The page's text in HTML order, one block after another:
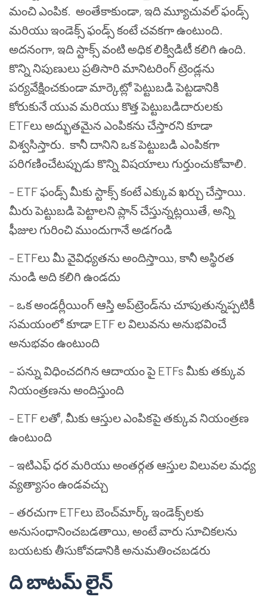
మంచి ఎంపిక. అంతేకాకుండా, ఇది మ్యూచువల్ ఫండ్స్
మరియు ఇండెక్స్ ఫండ్స్ కంటే చవకగా ఉంటుంది.
అదనంగా, ఇది స్టాక్స్ వంటి అధిక లిక్విడిటీ కలిగి ఉంది.
కొన్ని నిపుణులు ప్రతిసారి మానిటరింగ్ ట్రెండ్లను
పర్యవేక్షించకుండా మార్కెట్లో పెట్టుబడి పెట్టడానికి
కోరుకునే యువ మరియు కొత్త పెట్టుబడిదారులకు
ETFలు అద్భుతమైన ఎంపికను చేస్తారని కూడా
విశ్వసిస్తారు. కానీ దానిని ఒక పెట్టుబడి ఎంపికగా
పరిగణించేటప్పుడు కొన్ని విషయాలు గుర్తుంచుకోవాలి.
– ETF ఫండ్స్ మీకు స్టాక్స్ కంటే ఎక్కువ ఖర్చు చేస్తాయి.
మీరు పెట్టుబడి పెట్టాలని ప్లాన్ చేస్తున్నట్లయితే, అన్ని
ఫీజుల గురించి ముందుగానే అడగండి
– ETFలు మీ వైవిధ్యతను అందిస్తాయి, కానీ అస్థిరత
నుండి అది కలిగి ఉండదు
– ఒక అండర్లీయింగ్ ఆస్తి అప్‌ట్రెండ్‌ను చూపుతున్నప్పటికీ
సమయంలో కూడా ETF ల విలువను అనుభవించే
అనుభవం ఉంటుంది
– పన్ను విధించదగిన ఆదాయం పై ETFs మీకు తక్కువ
నియంత్రణను అందిస్తుంది
– ETF లతో, మీకు ఆస్తుల ఎంపికపై తక్కువ నియంత్రణ
ఉంటుంది
– ఇటిఎఫ్ ధర మరియు అంతర్గత ఆస్తుల విలువల మధ్య
వ్యత్యాసం ఉండవచ్చు
– తరచుగా ETFలు బెంచ్‌మార్క్ ఇండెక్స్‌లకు
అనుసంధానించబడతాయి, అంటే వారు సూచికలను
బయటకు తీసుకోవడానికి అనుమతించబడరు
ది బాటమ్ లైన్